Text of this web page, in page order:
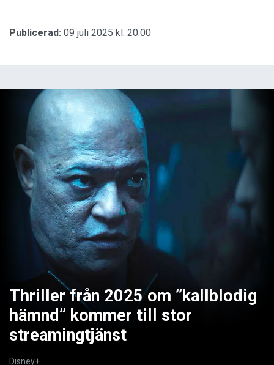
Publicerad: 09 juli 2025 kl. 20:00
Thriller från 2025 om ”kallblodig
hämnd” kommer till stor
streamingtjänst
Disney+